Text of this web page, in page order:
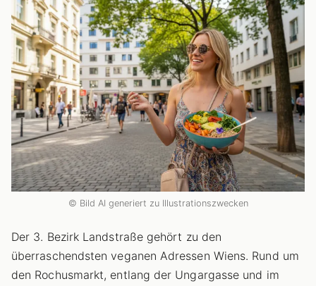
© Bild AI generiert zu Illustrationszwecken
Der 3. Bezirk Landstraße gehört zu den
überraschendsten veganen Adressen Wiens. Rund um
den Rochusmarkt, entlang der Ungargasse und im